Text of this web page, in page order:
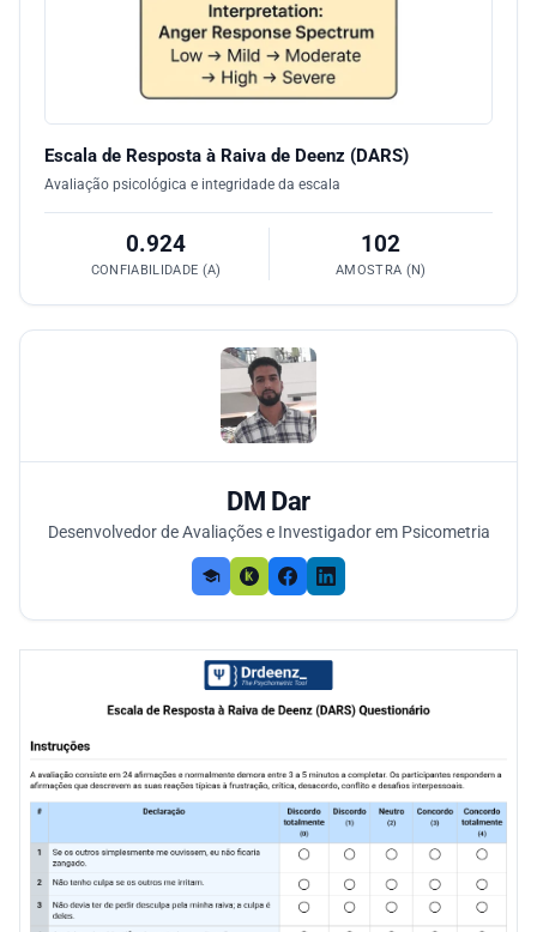
Escala de Resposta à Raiva de Deenz (DARS)
Avaliação psicológica e integridade da escala
0.924
CONFIABILIDADE (Α)
102
AMOSTRA (N)
DM Dar
Desenvolvedor de Avaliações e Investigador em Psicometria